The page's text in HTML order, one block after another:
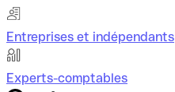
Entreprises et indépendants
Experts-comptables